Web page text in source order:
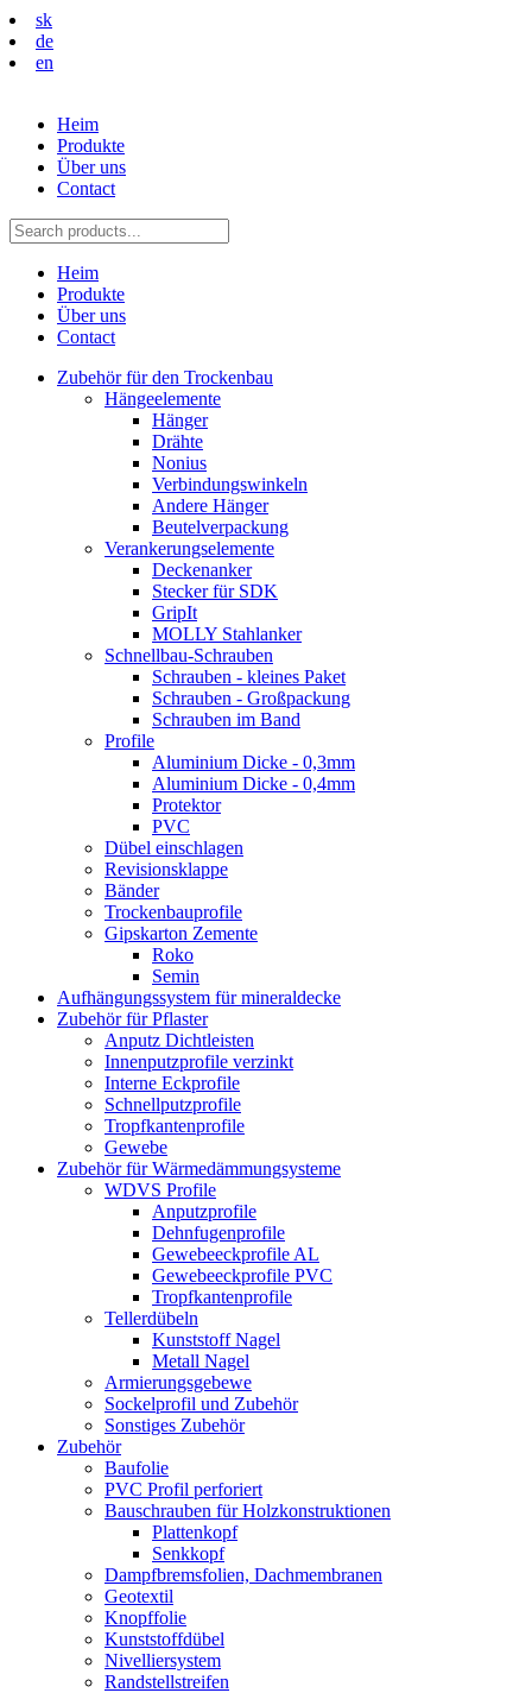
sk
de
en
Heim
Produkte
Über uns
Contact
Heim
Produkte
Über uns
Contact
Zubehör für den Trockenbau
Hängeelemente
Hänger
Drähte
Nonius
Verbindungswinkeln
Andere Hänger
Beutelverpackung
Verankerungselemente
Deckenanker
Stecker für SDK
GripIt
MOLLY Stahlanker
Schnellbau-Schrauben
Schrauben - kleines Paket
Schrauben - Großpackung
Schrauben im Band
Profile
Aluminium Dicke - 0,3mm
Aluminium Dicke - 0,4mm
Protektor
PVC
Dübel einschlagen
Revisionsklappe
Bänder
Trockenbauprofile
Gipskarton Zemente
Roko
Semin
Aufhängungssystem für mineraldecke
Zubehör für Pflaster
Anputz Dichtleisten
Innenputzprofile verzinkt
Interne Eckprofile
Schnellputzprofile
Tropfkantenprofile
Gewebe
Zubehör für Wärmedämmungsysteme
WDVS Profile
Anputzprofile
Dehnfugenprofile
Gewebeeckprofile AL
Gewebeeckprofile PVC
Tropfkantenprofile
Tellerdübeln
Kunststoff Nagel
Metall Nagel
Armierungsgebewe
Sockelprofil und Zubehör
Sonstiges Zubehör
Zubehör
Baufolie
PVC Profil perforiert
Bauschrauben für Holzkonstruktionen
Plattenkopf
Senkkopf
Dampfbremsfolien, Dachmembranen
Geotextil
Knopffolie
Kunststoffdübel
Nivelliersystem
Randstellstreifen